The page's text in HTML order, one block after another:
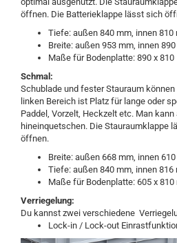
öffnen. Die Batterieklappe lässt sich
Tiefe: außen 840 mm, innen 810
Breite: außen 953 mm, innen
Maße für Bodenplatte: 890 x 810
Schmal:
Schublade und fester Stauraum
linken Bereich ist Platz für lange oder
Paddel, Vorzelt, Heckzelt etc. Man
hineinquetschen. Die Stauraumklappe
öffnen.
Breite: außen 668 mm, innen
Tiefe: außen 840 mm, innen 816
Maße für Bodenplatte: 605 x 810
Verriegelung:
Du kannst zwei verschiedene
Lock-in / Lock-out